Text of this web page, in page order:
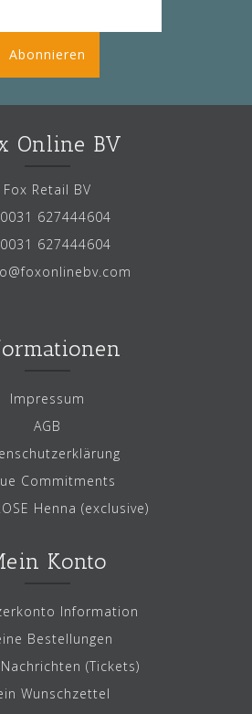
Abonnieren
Online BV
Fox Retail BV
0031 627444604
0031 627444604
Impressum
AGB
Commitments
Henna (exclusive)
Konto
Information
Bestellungen
(Tickets)
Wunschzettel